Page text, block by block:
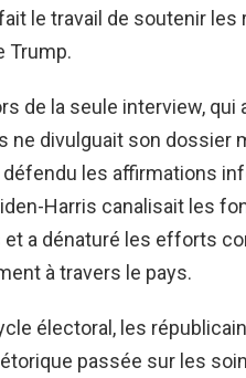
le travail de soutenir
Trump.
de la seule interview, qui
ne divulguait son dossier
défendu les affirmations
Harris canalisait les
a dénaturé les efforts
à travers le pays.
électoral, les
passée sur les